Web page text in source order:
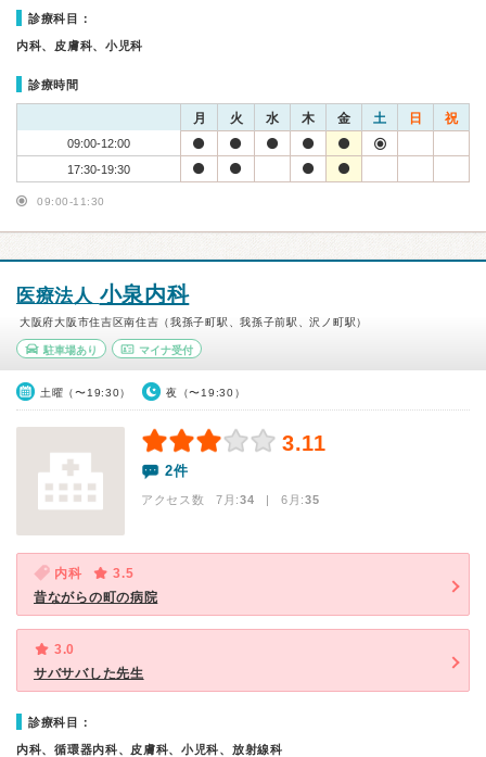
診療科目：
内科、皮膚科、小児科
診療時間
月 火 水 木 金 土 日 祝
09:00-12:00
17:30-19:30
09:00-11:30
医療法人 小泉内科
大阪府大阪市住吉区南住吉（我孫子町駅、我孫子前駅、沢ノ町駅）
駐車場あり マイナ受付
土曜（〜19:30） 夜（〜19:30）
3.11
2件
アクセス数 7月:34 | 6月:35
内科
3.5
昔ながらの町の病院
3.0
サバサバした先生
診療科目：
内科、循環器内科、皮膚科、小児科、放射線科